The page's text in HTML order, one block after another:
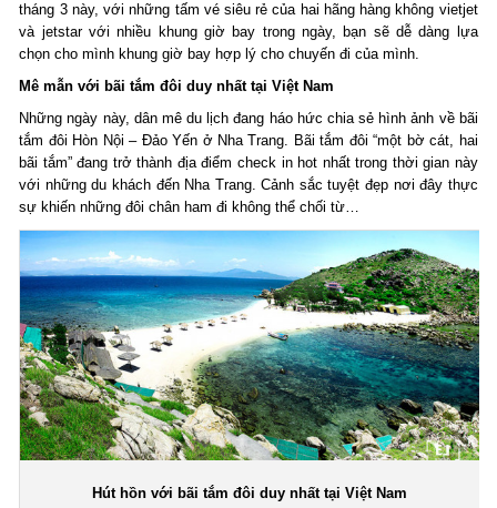
tháng 3 này, với những tấm vé siêu rẻ của hai hãng hàng không vietjet
và jetstar với nhiều khung giờ bay trong ngày, bạn sẽ dễ dàng lựa
chọn cho mình khung giờ bay hợp lý cho chuyến đi của mình.
Mê mẫn với bãi tắm đôi duy nhất tại Việt Nam
Những ngày này, dân mê du lịch đang háo hức chia sẻ hình ảnh về bãi
tắm đôi Hòn Nội – Đảo Yến ở Nha Trang. Bãi tắm đôi “một bờ cát, hai
bãi tắm” đang trở thành địa điểm check in hot nhất trong thời gian này
với những du khách đến Nha Trang. Cảnh sắc tuyệt đẹp nơi đây thực
sự khiến những đôi chân ham đi không thể chối từ…
Hút hồn với bãi tắm đôi duy nhất tại Việt Nam